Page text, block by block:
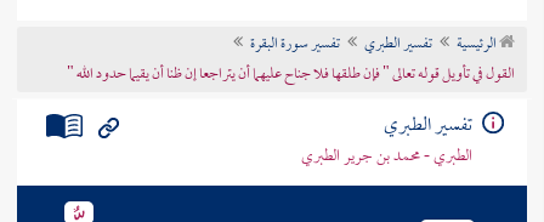
تراجم الأعلام
الرئيسية تفسير الطبري
تفسير سورة البقرة
القول في تأويل قوله تعالى " فإن طلقها فلا جناح عليهما أن يتراجعا إن ظنا أن يقيما حدود الله "
تفسير الطبري
الطبري - محمد بن جرير الطبري